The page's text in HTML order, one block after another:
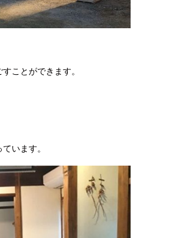
ことができます。
います。